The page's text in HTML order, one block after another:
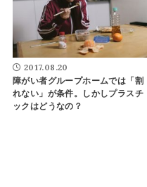
2017.08.20
障がい者グループホームでは「割
れない」が条件。しかしプラスチ
ックはどうなの？